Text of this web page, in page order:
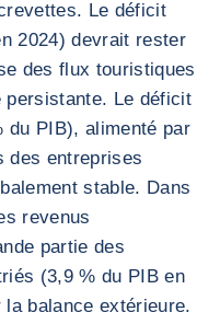
Le déficit
2024) devrait rester
des flux touristiques
persistante. Le déficit
du PIB), alimenté par
des entreprises
stable. Dans
revenus
partie des
(3,9 % du PIB en
balance extérieure.